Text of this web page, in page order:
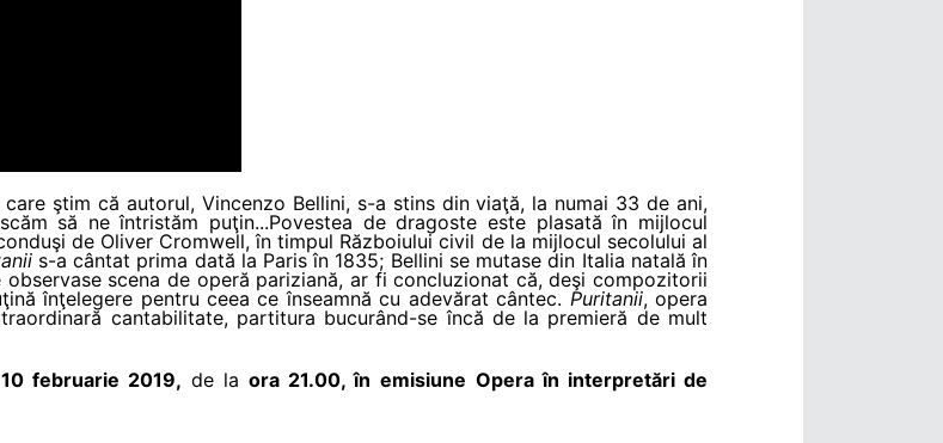
ştim că autorul, Vincenzo Bellini, s-a stins din viaţă, la numai 33 de ani,
să ne întristăm puţin...Povestea de dragoste este plasată în mijlocul
de Oliver Cromwell, în timpul Războiului civil de la mijlocul secolului al
s-a cântat prima dată la Paris în 1835; Bellini se mutase din Italia natală în
scena de operă pariziană, ar fi concluzionat că, deşi compozitorii
înţelegere pentru ceea ce înseamnă cu adevărat cântec. Puritanii, opera
cantabilitate, partitura bucurând-se încă de la premieră de mult
februarie 2019, de laora 21.00, în emisiune Opera în interpretări de